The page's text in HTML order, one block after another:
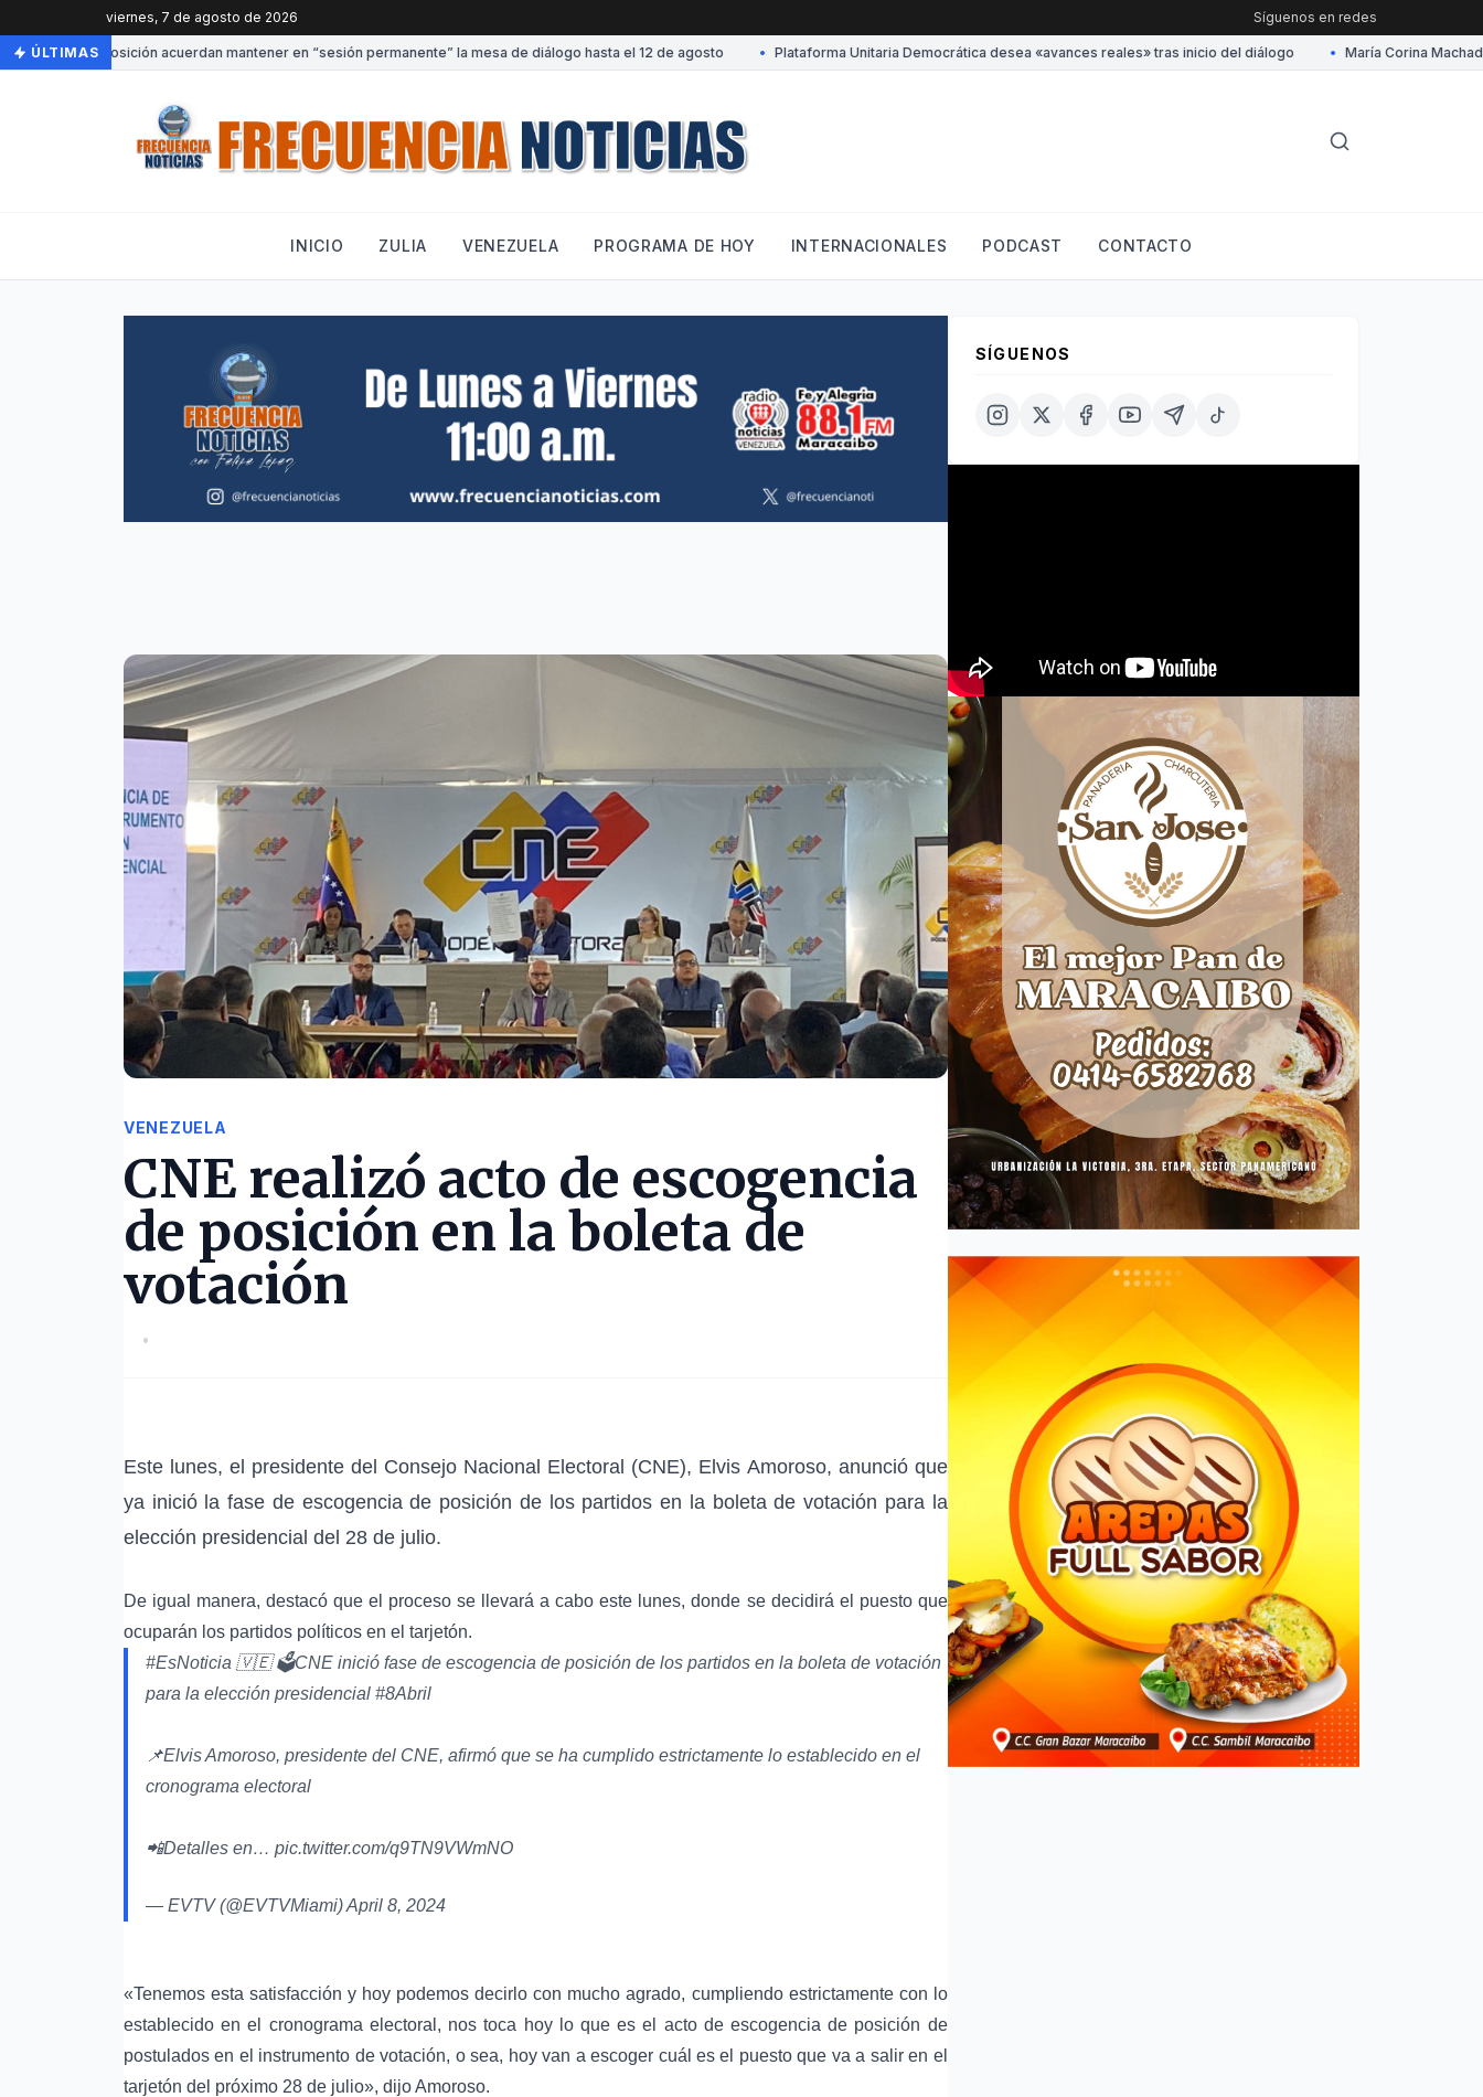
viernes, 7 de agosto de 2026 Síguenos en redes
ÚLTIMAS
y oposición acuerdan mantener en “sesión permanente” la mesa de diálogo hasta el 12 de agosto Plataforma Unitaria Democrática desea «avances reales» tras inicio del diálogo María Corina Machado
INICIO ZULIA VENEZUELA PROGRAMA DE HOY INTERNACIONALES PODCAST CONTACTO
VENEZUELA
CNE realizó acto de escogencia
de posición en la boleta de
votación
•
Este lunes, el presidente del Consejo Nacional Electoral (CNE), Elvis Amoroso, anunció que
ya inició la fase de escogencia de posición de los partidos en la boleta de votación para la
elección presidencial del 28 de julio.
De igual manera, destacó que el proceso se llevará a cabo este lunes, donde se decidirá el puesto que
ocuparán los partidos políticos en el tarjetón.
#EsNoticia 🇻🇪 🗳️CNE inició fase de escogencia de posición de los partidos en la boleta de votación
para la elección presidencial #8Abril
📌Elvis Amoroso, presidente del CNE, afirmó que se ha cumplido estrictamente lo establecido en el
cronograma electoral
📲Detalles en… pic.twitter.com/q9TN9VWmNO
— EVTV (@EVTVMiami)April 8, 2024
«Tenemos esta satisfacción y hoy podemos decirlo con mucho agrado, cumpliendo estrictamente con lo
establecido en el cronograma electoral, nos toca hoy lo que es el acto de escogencia de posición de
postulados en el instrumento de votación, o sea, hoy van a escoger cuál es el puesto que va a salir en el
tarjetón del próximo 28 de julio», dijo Amoroso.
SÍGUENOS